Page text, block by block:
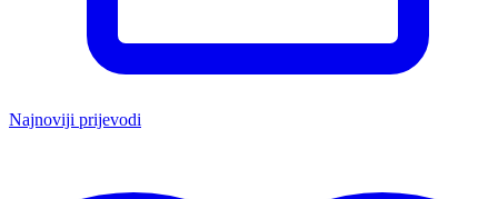
Najnoviji prijevodi